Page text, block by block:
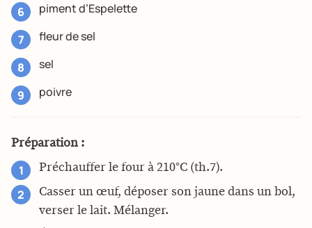
piment d’Espelette
fleur de sel
sel
poivre
Préparation :
Préchauffer le four à 210°C (th.7).
Casser un œuf, déposer son jaune dans un bol,
verser le lait. Mélanger.